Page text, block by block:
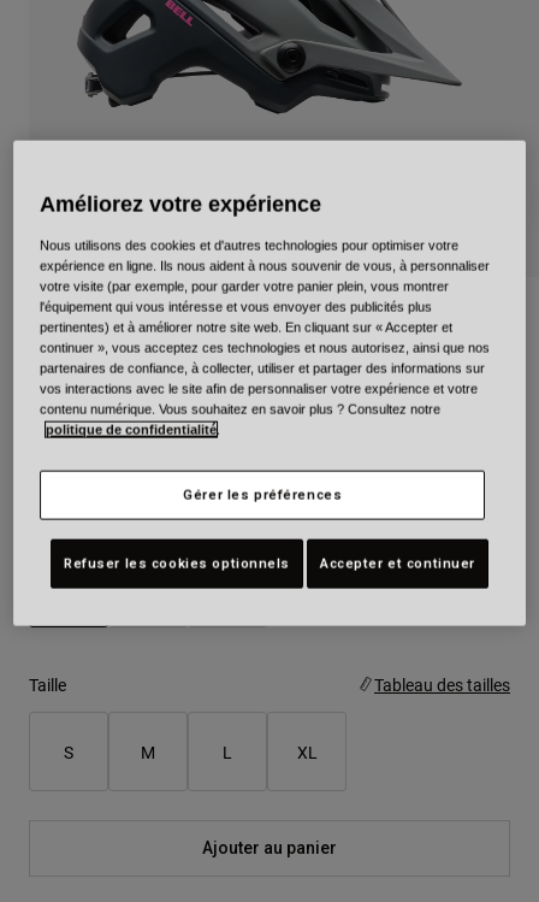
Rétro
Pièces détachées
BMX
Pièces détachées
Voir tout
Sixer Mips Ratio
Article n°40120
189,99 €
Couleur -Gris graphite
Taille Tableau des tailles
S M L XL
Ajouter au panier
Améliorez votre expérience
Nous utilisons des cookies et d'autres technologies pour optimiser votre
expérience en ligne. Ils nous aident à nous souvenir de vous, à personnaliser
votre visite (par exemple, pour garder votre panier plein, vous montrer
l'équipement qui vous intéresse et vous envoyer des publicités plus
pertinentes) et à améliorer notre site web. En cliquant sur « Accepter et
continuer », vous acceptez ces technologies et nous autorisez, ainsi que nos
partenaires de confiance, à collecter, utiliser et partager des informations sur
vos interactions avec le site afin de personnaliser votre expérience et votre
contenu numérique. Vous souhaitez en savoir plus ? Consultez notre
politique de confidentialité.
Gérer les préférences
Refuser les cookies optionnels Accepter et continuer